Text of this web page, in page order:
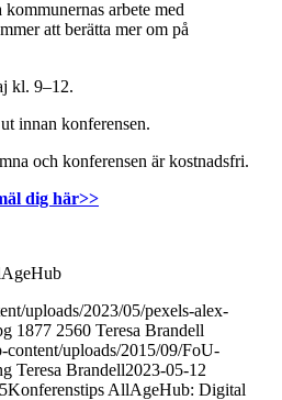
arbete med
att berätta mer om på
kl. 9–12.
innan konferensen.
och konferensen är kostnadsfri.
dig här>>
uploads/2023/05/pexels-alex-
1877 2560 Teresa Brandell
content/uploads/2015/09/FoU-
Teresa Brandell2023-05-12
Konferenstips AllAgeHub: Digital